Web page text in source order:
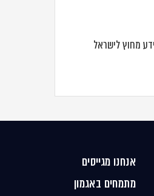
מחוץ לישראל
אנחנו מגייסים
מתמחים באגמון